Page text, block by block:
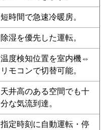
PCZX-
PCZX-ZRMP160KLV
PCZX-
PCZX-
RPC-
RPC-GP160RGHP6
RPCK-
RPC-GP160RGHP4
RPC-
短時間で急速冷暖房。
除湿を優先した運転。
温度検知位置を室内機⇔
リモコンで切替可能。
天井高のある空間でも十
分な気流到達。
指定時刻に自動運転・停